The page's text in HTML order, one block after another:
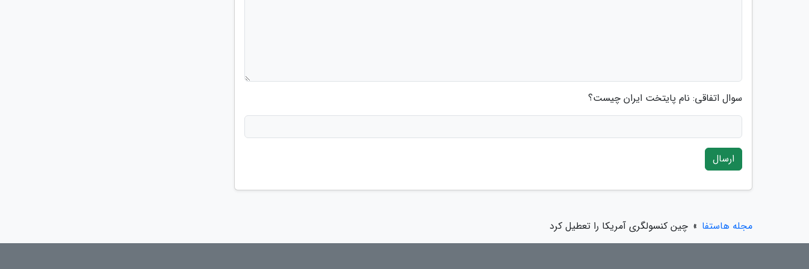
سوال اتفاقی: نام پایتخت ایران چیست؟
ارسال
مجله هاستفا » چین کنسولگری آمریکا را تعطیل کرد